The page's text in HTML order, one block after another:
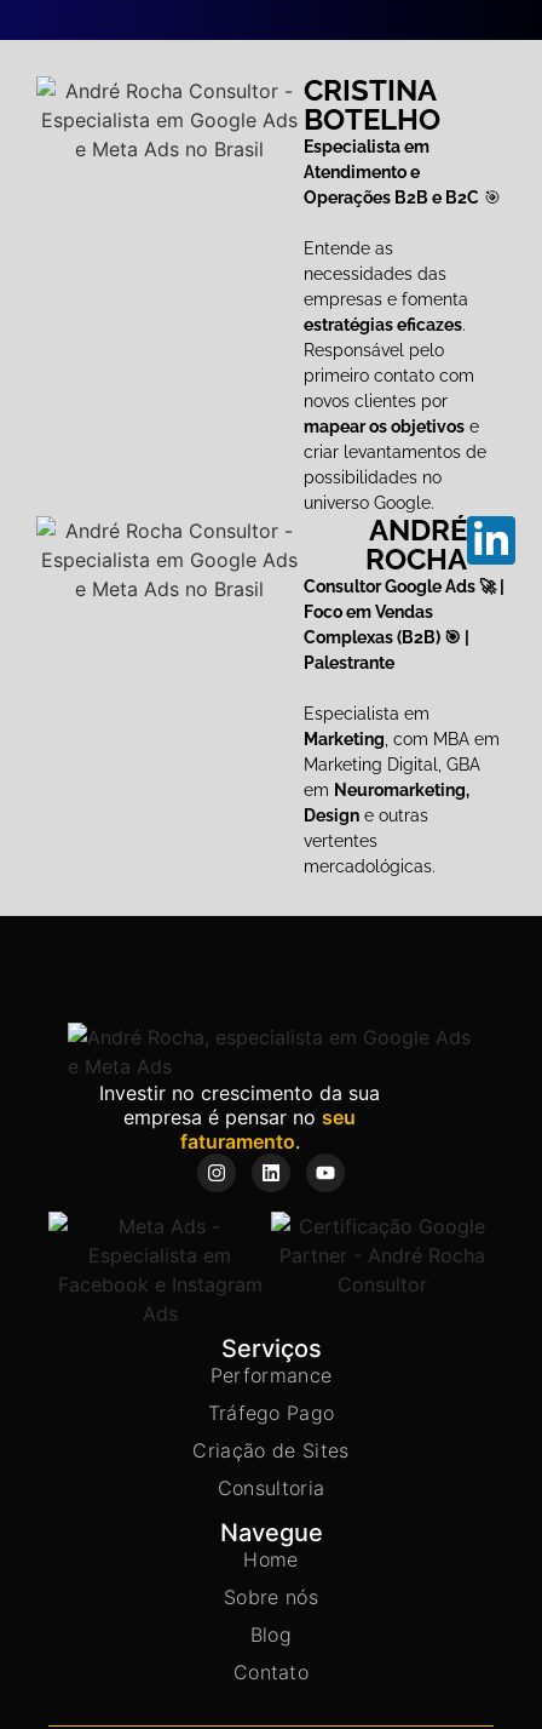
CRISTINA
BOTELHO
Especialista em
Atendimento e
Operações B2B e B2C 🎯
Entende as
necessidades das
empresas e fomenta
estratégias eficazes.
Responsável pelo
primeiro contato com
novos clientes por
mapear os objetivose
criar levantamentos de
possibilidades no
universo Google.
ANDRÉ
ROCHA
Consultor Google Ads 🚀 |
Foco em Vendas
Complexas (B2B) 🎯 |
Palestrante
Especialista em
Marketing , com MBA em
Marketing Digital, GBA
em Neuromarketing,
Designe outras
vertentes
mercadológicas.
Investir no crescimento da sua
empresa é pensar no seu
faturamento.
Serviços
Performance
Tráfego Pago
Criação de Sites
Consultoria
Navegue
Home
Sobre nós
Blog
Contato